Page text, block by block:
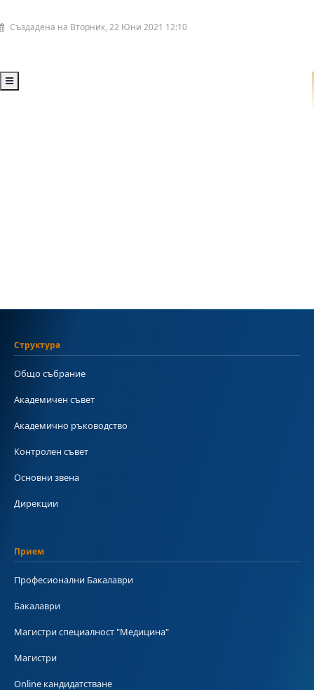
Създадена на Вторник, 22 Юни 2021 12:10
Структура
Общо събрание
Академичен съвет
Академично ръководство
Контролен съвет
Основни звена
Дирекции
Прием
Професионални Бакалаври
Бакалаври
Магистри специалност "Медицина"
Магистри
Online кандидатстване